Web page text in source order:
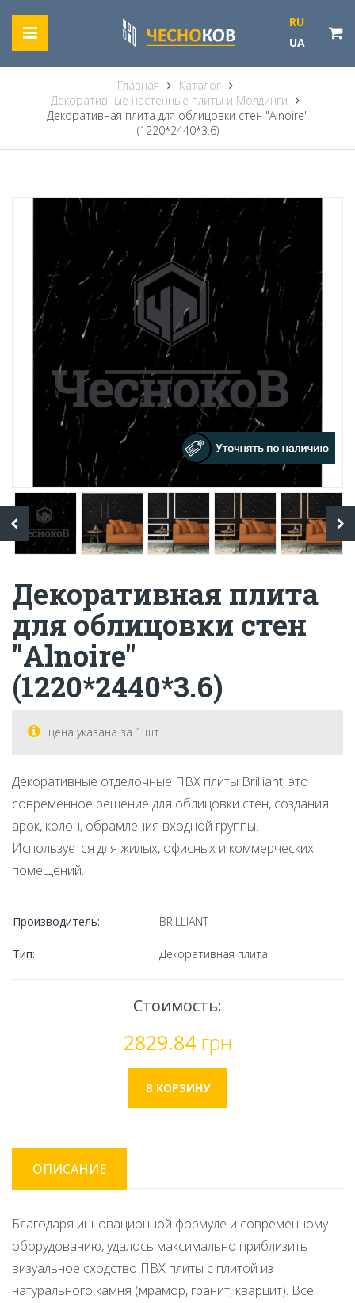
RU
UA
Главная
Каталог
Декоративные настенные плиты и Молдинги
Декоративная плита для облицовки стен "Alnoire"
(1220*2440*3.6)
Декоративная плита
для облицовки стен
"Alnoire"
(1220*2440*3.6)
цена указана за 1 шт.
Декоративные отделочные ПВХ плиты Brilliant, это
современное решение для облицовки стен, создания
арок, колон, обрамления входной группы.
Используется для жилых, офисных и коммерческих
помещений.
Производитель: BRILLIANT
Тип: Декоративная плита
Стоимость:
2829.84грн
ОПИСАНИЕ
Благодаря инновационной формуле и современному
оборудованию, удалось максимально приблизить
визуальное сходство ПВХ плиты с плитой из
натурального камня (мрамор, гранит, кварцит). Все